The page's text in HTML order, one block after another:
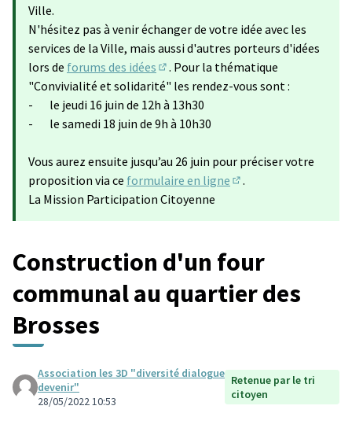
Ville.
N'hésitez pas à venir échanger de votre idée avec les
services de la Ville, mais aussi d'autres porteurs d'idées
lors de forums des idées
(S'ouvre dans un nouvel onglet)
. Pour la thématique
"Convivialité et solidarité" les rendez-vous sont :
- le jeudi 16 juin de 12h à 13h30
- le samedi 18 juin de 9h à 10h30
Vous aurez ensuite jusqu’au 26 juin pour préciser votre
proposition via ce formulaire en ligne
.
La Mission Participation Citoyenne
Construction d'un four
communal au quartier des
Brosses
Association les 3D "diversité dialogue
devenir"
28/05/2022 10:53
Retenue par le tri
citoyen